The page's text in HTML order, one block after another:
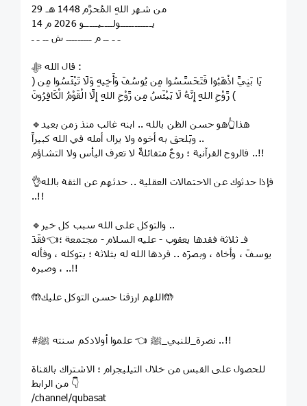
29 من شهر اللهِ المُحرَّم 1448 هـ
14 يـــــــــــولــــيـــــو 2026 م
ـ ـ ــ م ـــــــــ ش ــ ـ ـ
قال الله ﷻ :
﴿ يَا بَنِيَّ اذْهَبُوا فَتَحَسَّسُوا مِن يُوسُفَ وَأَخِيهِ وَلَا تَيْئَسُوا مِن
رَّوْحِ اللهِ إِنَّهُ لَا يَيْئَسُ مِن رَّوْحِ اللهِ إِلَّا الْقَوْمُ الْكَافِرُونَ ﴾
🔹هذا👆هو حسن الظن بالله .. ابنه غائب منذ زمن بعيد
ويَلحق به أخوه ولا يزال أمله في الله كبيراً ..
فالروح القرآنية ؛ روحٌ متفائلةٌ لا تعرف اليأس ولا التشاؤم ..!!
👌فإذا حدثوك عن الاحتمالات العقلية .. حدثهم عن الثقة بالله
..!!
🔹والتوكل على الله سبب كل خير ..
فـ ثلاثة فقدها يعقوب - عليه السلام - مجتمعة ؛👈فقَدَ
يوسفَ ، وأخاه ، وبصرَه .. فردها الله له بثلاثة ؛ بتوكله ، وفأله
، وصبره ..!!
🤲اللهم ارزقنا حسن التوكل عليك🤲
#نصرة_للنبي_ﷺ 👈 علموا أولادكم سنته ﷺ ..!!
للحصول على القبس من خلال التيليجرام ؛ الاشتراك بالقناة
من الرابط 👇
/channel/qubasat